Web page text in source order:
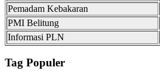
Pemadam Kebakaran
PMI Belitung
Informasi PLN
Tag Populer